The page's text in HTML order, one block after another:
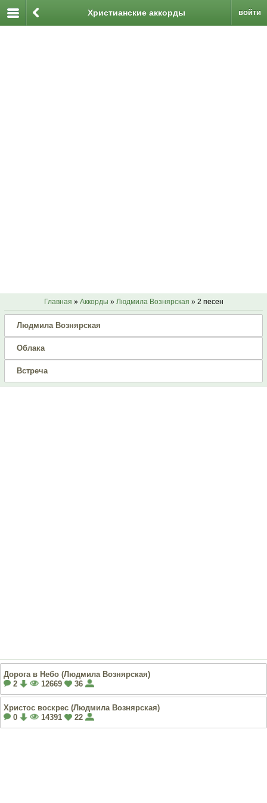
войти
Христианские аккорды
Главная » Аккорды » Людмила Вознярская » 2 песен
Людмила Вознярская
Облака
Встреча
Дорога в Небо (Людмила Вознярская)
2
12669 36
Христос воскрес (Людмила Вознярская)
0
14391 22